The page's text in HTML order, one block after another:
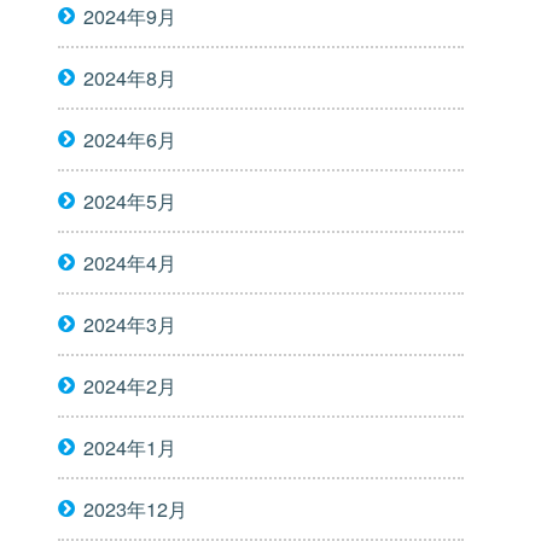
2024年9月
2024年8月
2024年6月
2024年5月
2024年4月
2024年3月
2024年2月
2024年1月
2023年12月